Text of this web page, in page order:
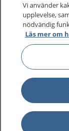
Vi använder
upplevelse,
nödvändig
Läs mer om